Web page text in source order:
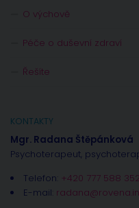
O výchově
Péče o duševní zdraví
Řešíte
KONTAKTY
Mgr. Radana Štěpánková
Psychoterapeut,
Telefon: +420 777 588 352
E-mail: